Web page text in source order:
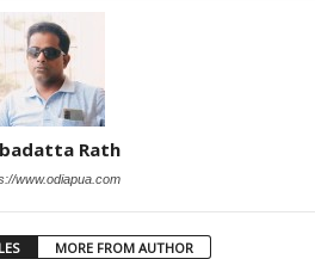
Rath
www.odiapua.com
MORE FROM AUTHOR